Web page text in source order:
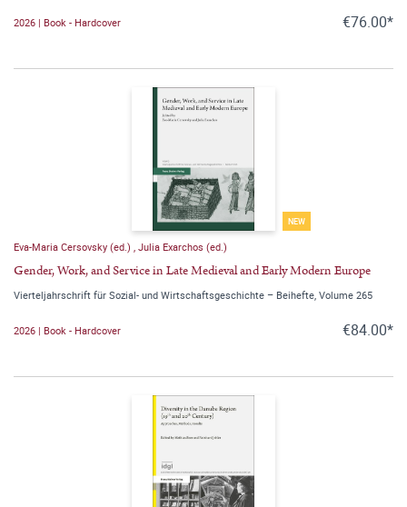
2026 | Book - Hardcover €76.00*
NEW
Eva-Maria Cersovsky (ed.) , Julia Exarchos (ed.)
Gender, Work, and Service in Late Medieval and Early Modern Europe
Vierteljahrschrift für Sozial- und Wirtschaftsgeschichte – Beihefte, Volume 265
2026 | Book - Hardcover €84.00*